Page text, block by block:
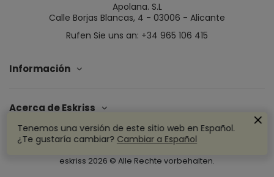
Apolana. S.L
Calle Borjas Blancas, 4 - 03006 - Alicante
Rufen Sie uns an: +34 965 106 415
Información
Acerca de Eskriss
eskriss 2026 © Alle Rechte vorbehalten.
Tenemos una versión de este sitio web en Español.
¿Te gustaría cambiar? Cambiar a Español